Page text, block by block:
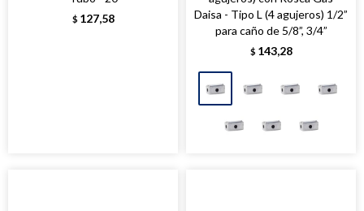
$ 127,58
Daisa - Tipo L (4 agujeros) 1/2”
para caño de 5/8”, 3/4”
$ 143,28